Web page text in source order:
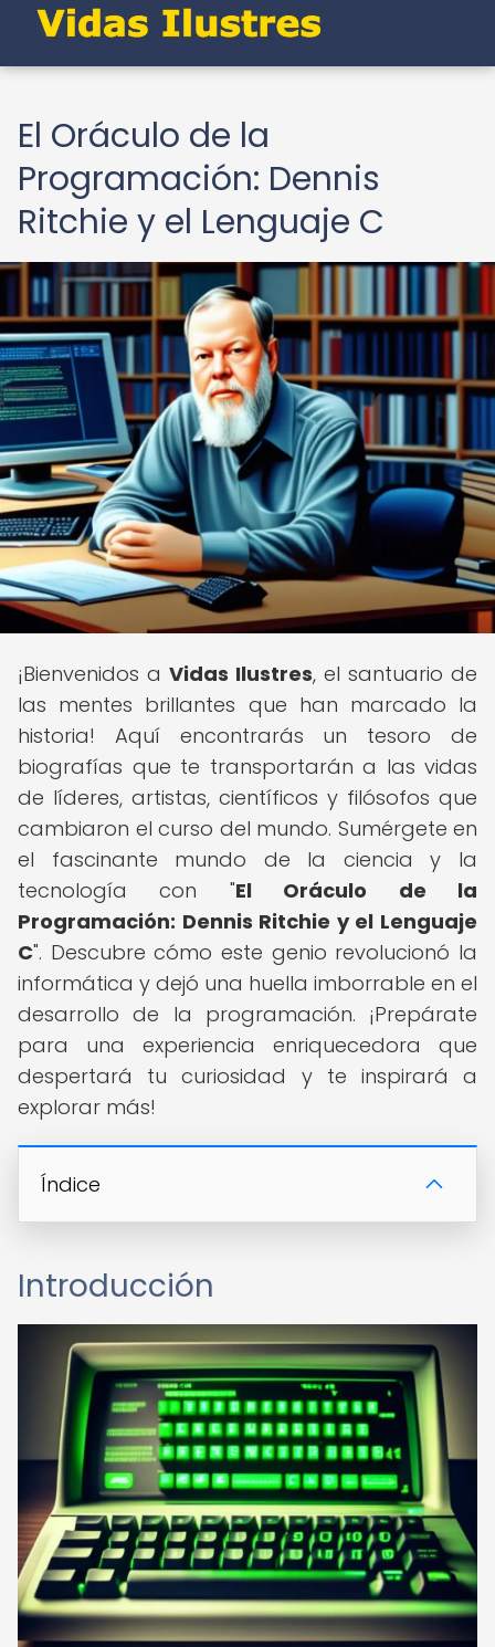
El Oráculo de la
Programación: Dennis
Ritchie y el Lenguaje C
¡Bienvenidos a Vidas Ilustres, el santuario de
las mentes brillantes que han marcado la
historia! Aquí encontrarás un tesoro de
biografías que te transportarán a las vidas
de líderes, artistas, científicos y filósofos que
cambiaron el curso del mundo. Sumérgete en
el fascinante mundo de la ciencia y la
tecnología con "El Oráculo de la
Programación: Dennis Ritchie y el Lenguaje
C". Descubre cómo este genio revolucionó la
informática y dejó una huella imborrable en el
desarrollo de la programación. ¡Prepárate
para una experiencia enriquecedora que
despertará tu curiosidad y te inspirará a
explorar más!
Índice
Introducción